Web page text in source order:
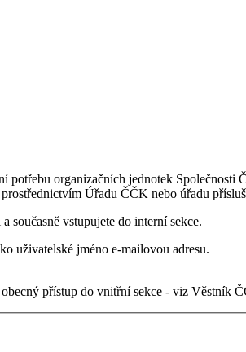
potřebu organizačních jednotek
Úřadu ČČK nebo úřadu
současně vstupujete do interní sekce.
uživatelské jméno e-mailovou adresu.
přístup do vnitřní sekce - viz Věstník